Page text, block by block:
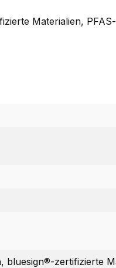
Materialien,
bluesign®-zertifizierte